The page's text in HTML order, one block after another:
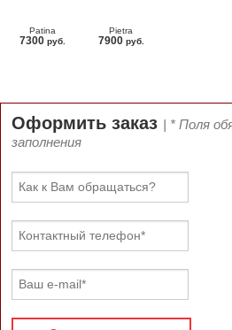
Patina
7300 руб.
Pietra
7900 руб.
Оформить заказ | * Поля
заполнения